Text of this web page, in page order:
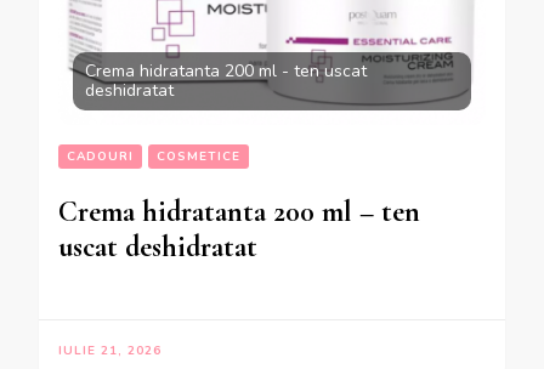
Crema hidratanta 200 ml - ten uscat
deshidratat
CADOURI COSMETICE
Crema hidratanta 200 ml – ten
uscat deshidratat
IULIE 21, 2026